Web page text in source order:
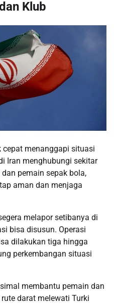
Klub
cepat menanggapi situasi
Iran menghubungi sekitar
pemain sepak bola,
aman dan menjaga
melapor setibanya di
bisa disusun. Operasi
dilakukan tiga hingga
perkembangan situasi
membantu pemain dan
darat melewati Turki